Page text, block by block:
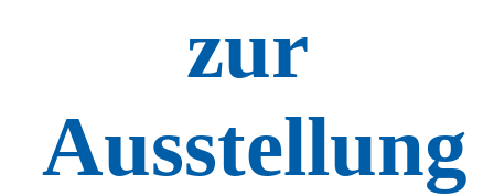
zur
Ausstellung